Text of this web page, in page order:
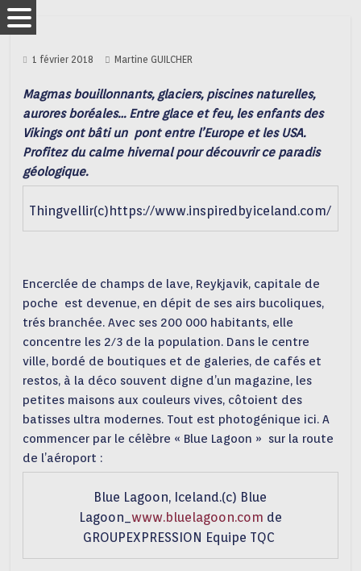
1 février 2018 Martine GUILCHER
Magmas bouillonnants, glaciers, piscines naturelles,
aurores boréales… Entre glace et feu, les enfants des
Vikings ont bâti un pont entre l’Europe et les USA.
Profitez du calme hivernal pour découvrir ce paradis
géologique.
Thingvellir(c)https://www.inspiredbyiceland.com/
Encerclée de champs de lave, Reykjavik, capitale de
poche est devenue, en dépit de ses airs bucoliques,
trés branchée. Avec ses 200 000 habitants, elle
concentre les 2/3 de la population. Dans le centre
ville, bordé de boutiques et de galeries, de cafés et
restos, à la déco souvent digne d’un magazine, les
petites maisons aux couleurs vives, côtoient des
batisses ultra modernes. Tout est photogénique ici. A
commencer par le célèbre « Blue Lagoon » sur la route
de l’aéroport :
Blue Lagoon, Iceland.(c) Blue
Lagoon_ www.bluelagoon.com de
GROUPEXPRESSION Equipe TQC